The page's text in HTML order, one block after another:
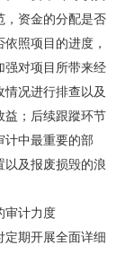
，资金的分配是否
照项目的进度，
强对项目所带来经
况进行排查以及
益；后续跟蹤环节
计中最重要的部
以及报废损毁的浪
计力度
期开展全面详细